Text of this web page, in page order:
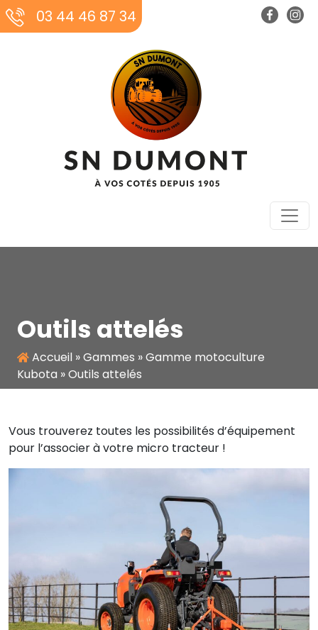
03 44 46 87 34
Outils attelés
Accueil »Gammes »Gamme motoculture
Kubota »Outils attelés
Vous trouverez toutes les possibilités d’équipement
pour l’associer à votre micro tracteur !